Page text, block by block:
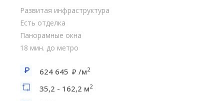
Развитая инфраструктура
Есть отделка
Панорамные окна
18 мин. до метро
624 645 /м2
35,2 - 162,2 м2